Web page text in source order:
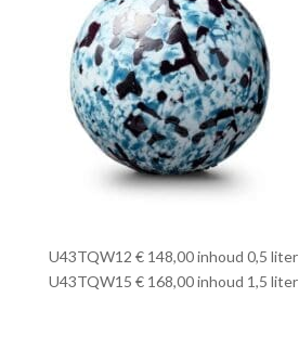
U43TQW12 € 148,00 inhoud 0,5 liter
U43TQW15 € 168,00 inhoud 1,5 liter